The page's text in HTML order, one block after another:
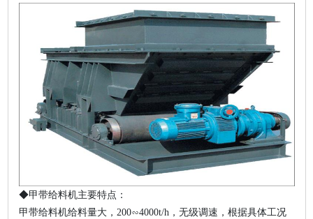
◆甲带给料机主要特点：
甲带给料机给料量大，200∽4000t/h，无级调速，根据具体工况